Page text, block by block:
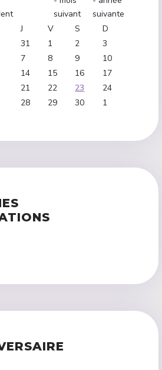
J V S
D
31 1 2
3
7 8 9
10
14 15 16
17
21 22 23
24
28 29 30 1